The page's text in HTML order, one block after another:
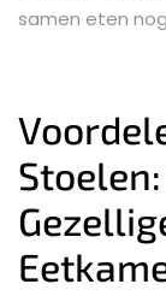
samen eten